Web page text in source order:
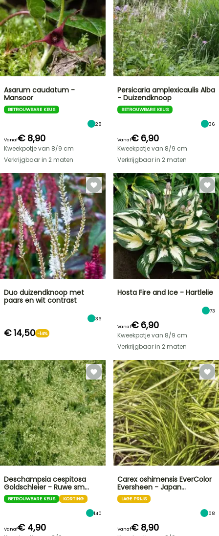
Asarum caudatum -
Mansoor
BETROUWBARE KEUS
28
Vanaf€ 8,90
Kweekpotje van 8/9 cm
Verkrijgbaar in 2 maten
Persicaria amplexicaulis Alba
- Duizendknoop
BETROUWBARE KEUS
36
Vanaf€ 6,90
Kweekpotje van 8/9 cm
Verkrijgbaar in 2 maten
Duo duizendknoop met
paars en wit contrast
36
€ 14,50 -14%
Hosta Fire and Ice - Hartlelie
73
Vanaf€ 6,90
Kweekpotje van 8/9 cm
Verkrijgbaar in 2 maten
Deschampsia cespitosa
Goldschleier - Ruwe sm…
BETROUWBARE KEUS KORTING
140
Vanaf€ 4,90
Carex oshimensis EverColor
Eversheen - Japan…
LAGE PRIJS
58
Vanaf€ 8,90